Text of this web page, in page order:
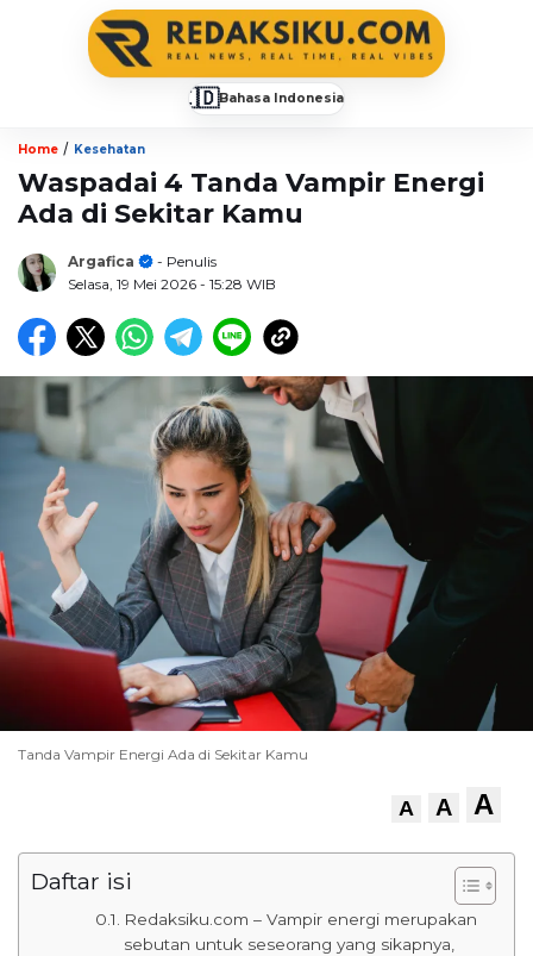
🇮🇩Bahasa Indonesia
Home / Kesehatan
Waspadai 4 Tanda Vampir Energi
Ada di Sekitar Kamu
Argafica
- Penulis
Selasa, 19 Mei 2026 - 15:28 WIB
Tanda Vampir Energi Ada di Sekitar Kamu
A A A
Daftar isi
Redaksiku.com – Vampir energi merupakan
sebutan untuk seseorang yang sikapnya,